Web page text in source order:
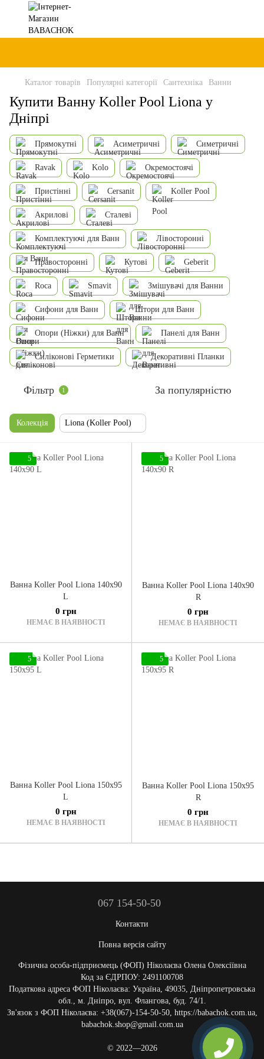
Каталог товарів Популярні категорії Сантехніка Ванни
Купити Ванну Koller Pool Liona у
Дніпрі
Прямокутні Асиметричні Симетричні
Ravak Kolo Окремостоячі
Пристінні Cersanit Koller Pool
Акрилові Сталеві
Комплектуючі для Ванн Лівосторонні
Правосторонні Кутові Geberit
Roca Smavit Змішувачі для Ванни
Сифони для Ванн Штори для Ванн
Опори (Ніжки) для Ванн Панелі для Ванн
Силіконові Герметики Декоративні Планки
Фільтр 1 За популярністю
Колекція Liona (Koller Pool)
5
Ванна Koller Pool Liona 140x90
L
0 грн
НЕМАЄ В НАЯВНОСТІ
5
Ванна Koller Pool Liona 140x90
R
0 грн
НЕМАЄ В НАЯВНОСТІ
5
Ванна Koller Pool Liona 150x95
L
0 грн
НЕМАЄ В НАЯВНОСТІ
5
Ванна Koller Pool Liona 150x95
R
0 грн
НЕМАЄ В НАЯВНОСТІ
067 154-50-50
Контакти
Повна версія сайту
Фізична особа-підприємець (ФОП) Ніколаєва Олена Олексіївна
Код за ЄДРПОУ: 2491100708
Податкова адреса ФОП Ніколаєва: Україна, 49035, Дніпропетровська
обл., м. Дніпро, вул. Флангова, буд. 74/1.
Зв'язок з ФОП Ніколаєва: +38(067)-154-50-50, https://babachok.com.ua,
babachok.shop@gmail.com.ua
© 2022—2026